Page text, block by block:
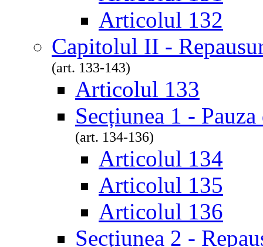
Articolul 132
Capitolul II -
(art. 133-143)
Articolul 133
Secțiunea 1 -
(art. 134-136)
Articolul 134
Articolul 135
Articolul 136
Secțiunea 2 -